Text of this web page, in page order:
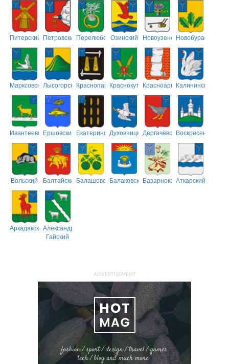
Питерский ПетровскийПерелюбскийОзинский НовоузенскийНовобурасский
МарксовскийЛысогорскийКраснопартизанский
КраснокутскийКрасноармейский
Калининский
ИвантеевскийЕршовский ЕкатериновскийДуховницкийДергачёвскийВоскресенский
Вольский БалтайскийБалашовскийБалаковскийБазарнокарабулакский
Аткарский
АркадакскийАлександрово-
Гайский
ADVERTISEMENT